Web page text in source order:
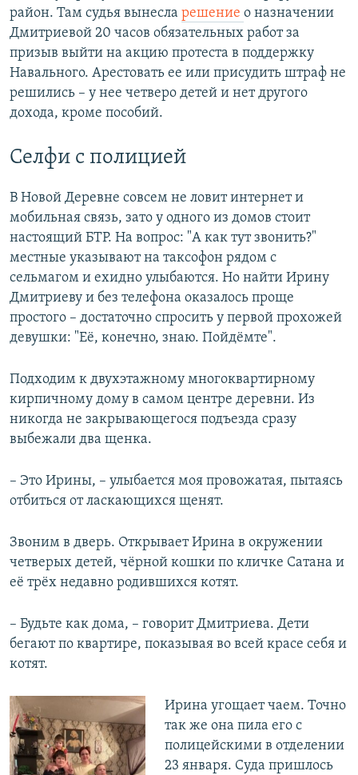
район. Там судья вынесла решение о назначении
Дмитриевой 20 часов обязательных работ за
призыв выйти на акцию протеста в поддержку
Навального. Арестовать ее или присудить штраф не
решились – у нее четверо детей и нет другого
дохода, кроме пособий.
Селфи с полицией
В Новой Деревне совсем не ловит интернет и
мобильная связь, зато у одного из домов стоит
настоящий БТР. На вопрос: "А как тут звонить?"
местные указывают на таксофон рядом с
сельмагом и ехидно улыбаются. Но найти Ирину
Дмитриеву и без телефона оказалось проще
простого – достаточно спросить у первой прохожей
девушки: "Её, конечно, знаю. Пойдёмте".
Подходим к двухэтажному многоквартирному
кирпичному дому в самом центре деревни. Из
никогда не закрывающегося подъезда сразу
выбежали два щенка.
– Это Ирины, – улыбается моя провожатая, пытаясь
отбиться от ласкающихся щенят.
Звоним в дверь. Открывает Ирина в окружении
четверых детей, чёрной кошки по кличке Сатана и
её трёх недавно родившихся котят.
– Будьте как дома, – говорит Дмитриева. Дети
бегают по квартире, показывая во всей красе себя и
котят.
Ирина угощает чаем. Точно
так же она пила его с
полицейскими в отделении
23 января. Суда пришлось